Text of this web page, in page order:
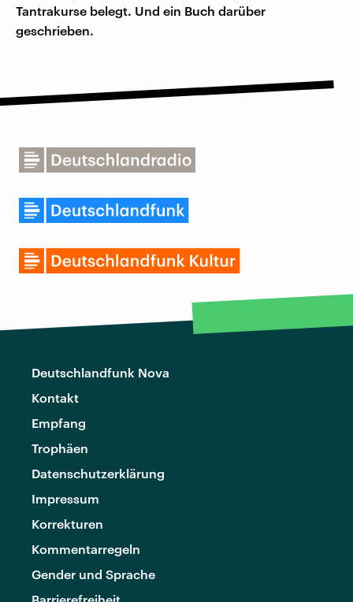
Tantrakurse belegt. Und ein Buch darüber
geschrieben.
Deutschlandfunk Nova
Kontakt
Empfang
Trophäen
Datenschutzerklärung
Impressum
Korrekturen
Kommentarregeln
Gender und Sprache